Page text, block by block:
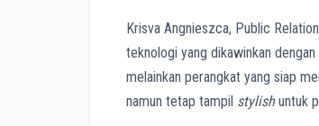
Krisva Angnieszca, Public
teknologi yang dikawinkan
melainkan perangkat yang siap
namun tetap tampil stylishuntuk